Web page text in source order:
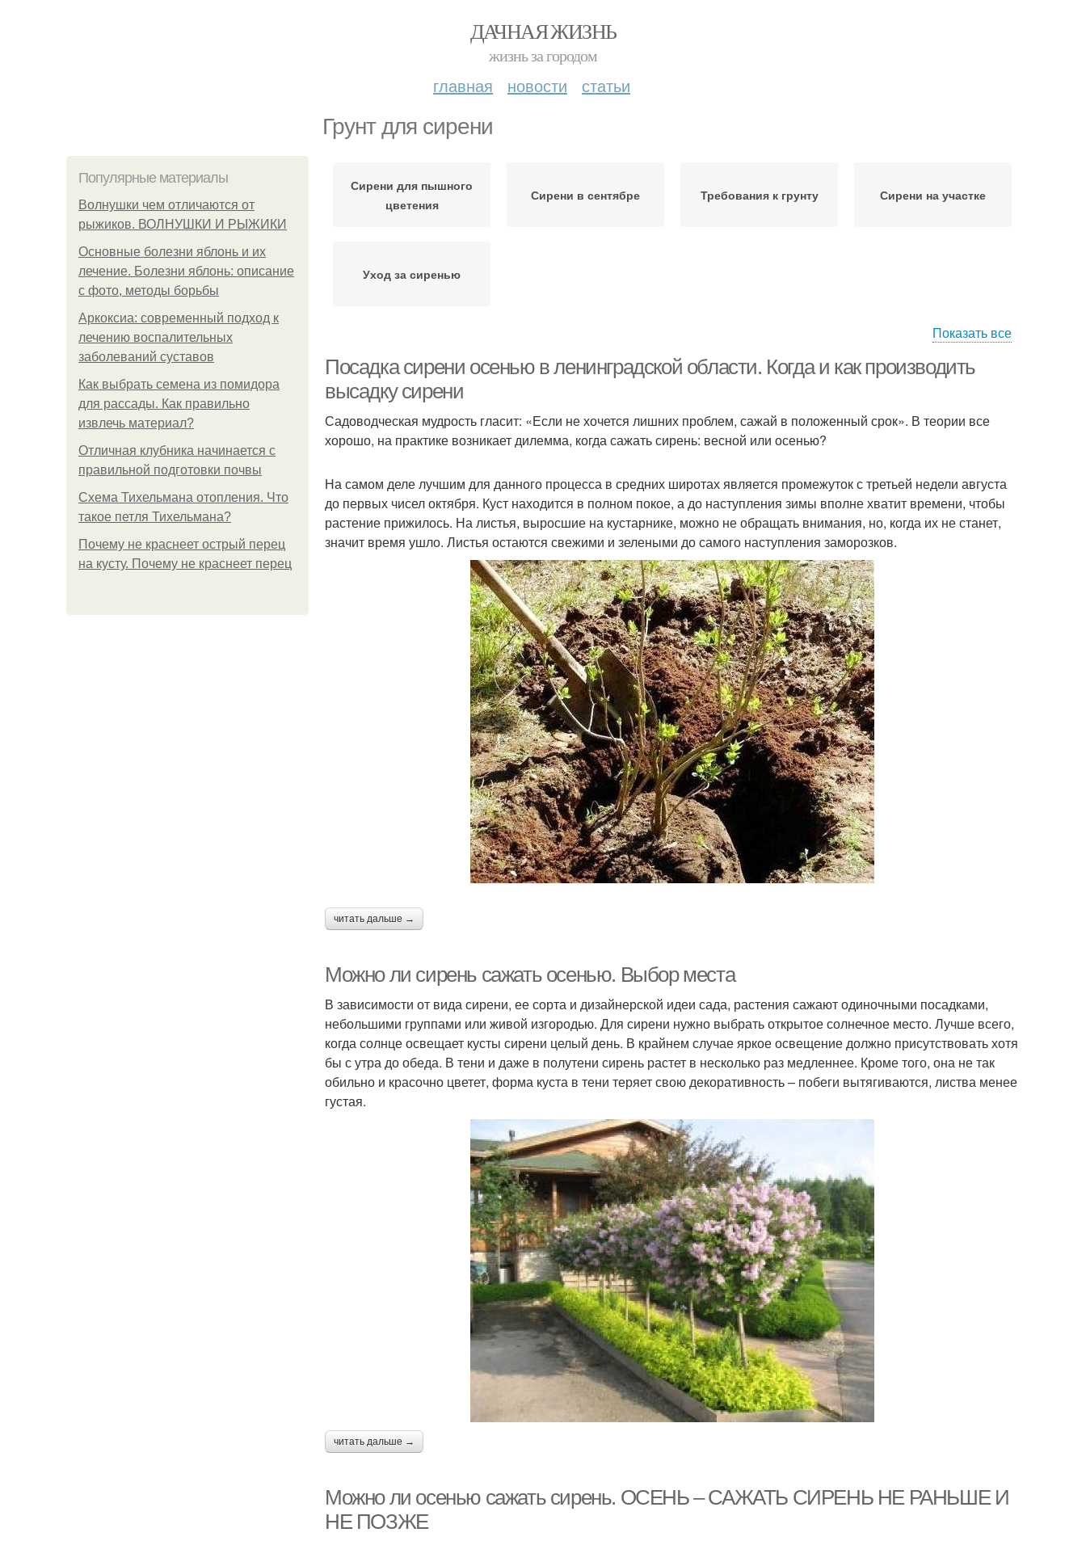
ДАЧНАЯ ЖИЗНЬ
жизнь за городом
главная новости статьи
Грунт для сирени
Популярные материалы
Волнушки чем отличаются от
рыжиков. ВОЛНУШКИ И РЫЖИКИ
Основные болезни яблонь и их
лечение. Болезни яблонь: описание
с фото, методы борьбы
Аркоксиа: современный подход к
лечению воспалительных
заболеваний суставов
Как выбрать семена из помидора
для рассады. Как правильно
извлечь материал?
Отличная клубника начинается с
правильной подготовки почвы
Схема Тихельмана отопления. Что
такое петля Тихельмана?
Почему не краснеет острый перец
на кусту. Почему не краснеет перец
Сирени для пышного
цветения
Сирени в сентябре Требования к грунту Сирени на участке
Уход за сиренью
Показать все
Посадка сирени осенью в ленинградской области. Когда и как производить
высадку сирени
Садоводческая мудрость гласит: «Если не хочется лишних проблем, сажай в положенный срок». В теории все
хорошо, на практике возникает дилемма, когда сажать сирень: весной или осенью?
На самом деле лучшим для данного процесса в средних широтах является промежуток с третьей недели августа
до первых чисел октября. Куст находится в полном покое, а до наступления зимы вполне хватит времени, чтобы
растение прижилось. На листья, выросшие на кустарнике, можно не обращать внимания, но, когда их не станет,
значит время ушло. Листья остаются свежими и зелеными до самого наступления заморозков.
читать дальше →
Можно ли сирень сажать осенью. Выбор места
В зависимости от вида сирени, ее сорта и дизайнерской идеи сада, растения сажают одиночными посадками,
небольшими группами или живой изгородью. Для сирени нужно выбрать открытое солнечное место. Лучше всего,
когда солнце освещает кусты сирени целый день. В крайнем случае яркое освещение должно присутствовать хотя
бы с утра до обеда. В тени и даже в полутени сирень растет в несколько раз медленнее. Кроме того, она не так
обильно и красочно цветет, форма куста в тени теряет свою декоративность – побеги вытягиваются, листва менее
густая.
читать дальше →
Можно ли осенью сажать сирень. ОСЕНЬ – САЖАТЬ СИРЕНЬ НЕ РАНЬШЕ И
НЕ ПОЗЖЕ